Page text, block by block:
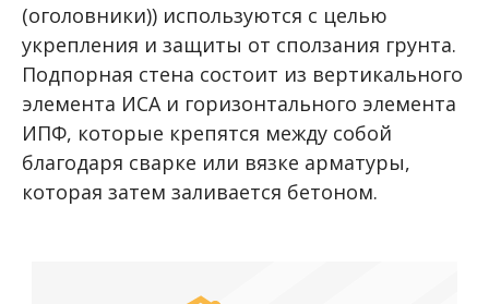
(оголовники)) используются с целью
укрепления и защиты от сползания грунта.
Подпорная стена состоит из вертикального
элемента ИСА и горизонтального элемента
ИПФ, которые крепятся между собой
благодаря сварке или вязке арматуры,
которая затем заливается бетоном.